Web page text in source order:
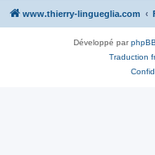
www.thierry-lingueglia.com
Développé parphpBB
Traduction